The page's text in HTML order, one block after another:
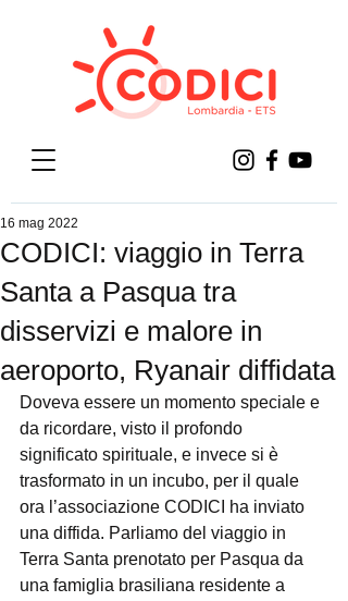
CODICI: viaggio in Terra
Santa a Pasqua tra
disservizi e malore in
aeroporto, Ryanair diffidata
16 mag 2022
Doveva essere un momento speciale e
da ricordare, visto il profondo
significato spirituale, e invece si è
trasformato in un incubo, per il quale
ora l’associazione CODICI ha inviato
una diffida. Parliamo del viaggio in
Terra Santa prenotato per Pasqua da
una famiglia brasiliana residente a